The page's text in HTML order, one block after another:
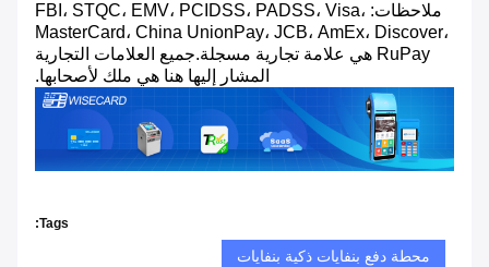
ملاحظات: FBI، STQC، EMV، PCIDSS، PADSS، Visa،
MasterCard، China UnionPay، JCB، AmEx، Discover،
RuPay هي علامة تجارية مسجلة.جميع العلامات التجارية
المشار إليها هنا هي ملك لأصحابها.
Tags:
محطة دفع بنفايات ذكية بنفايات